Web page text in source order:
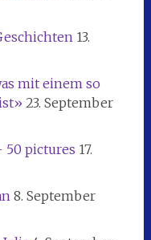
13.
mit einem so
23. September
50 pictures 17.
8. September